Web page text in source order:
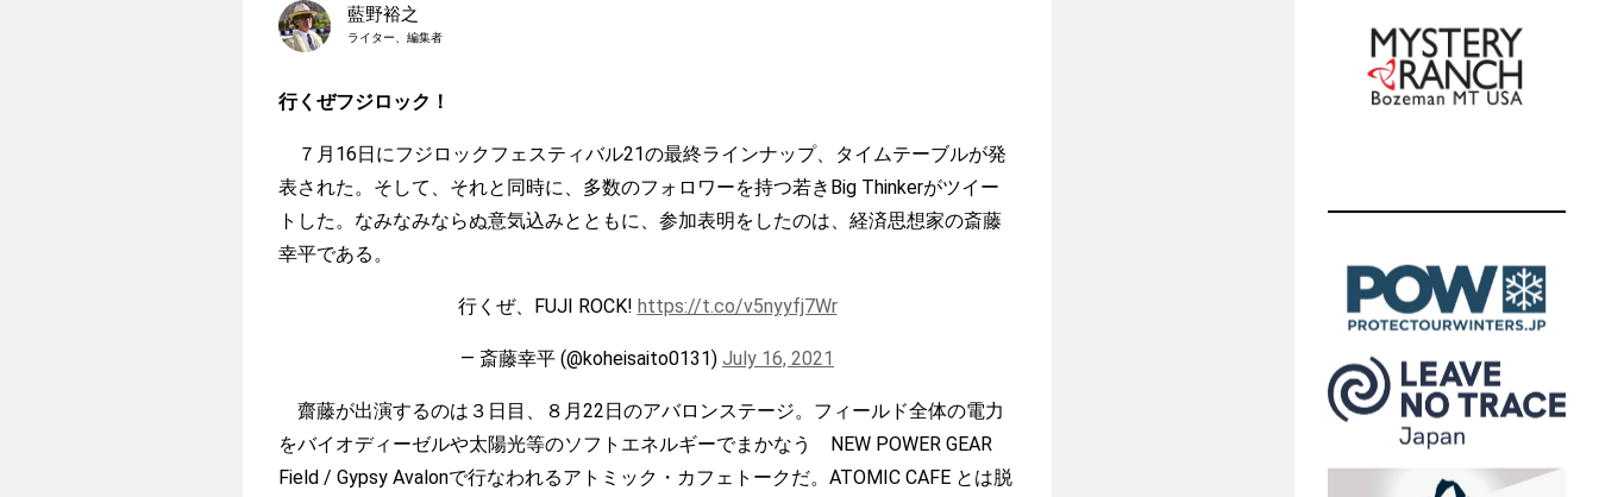
藍野裕之
ライター、編集者
行くぜフジロック！
７月16日にフジロックフェスティバル21の最終ラインナップ、タイムテーブルが発
表された。そして、それと同時に、多数のフォロワーを持つ若きBig Thinkerがツイー
トした。なみなみならぬ意気込みとともに、参加表明をしたのは、経済思想家の斎藤
幸平である。
行くぜ、FUJI ROCK! https://t.co/v5nyyfj7Wr
— 斎藤幸平 (@koheisaito0131) July 16, 2021
齋藤が出演するのは３日目、８月22日のアバロンステージ。フィールド全体の電力
をバイオディーゼルや太陽光等のソフトエネルギーでまかなう NEW POWER GEAR
Field / Gypsy Avalonで行なわれるアトミック・カフェトークだ。ATOMIC CAFE とは脱